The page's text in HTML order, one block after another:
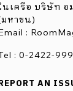
นเครือ บริษัท อ
หาชน)
:
: 0-2422-
AN